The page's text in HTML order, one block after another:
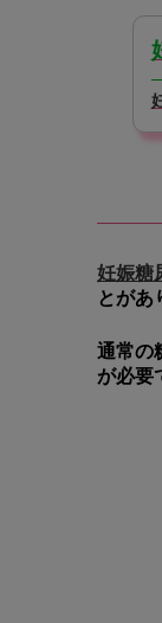
妊娠糖
とがあ
通常の
が必要